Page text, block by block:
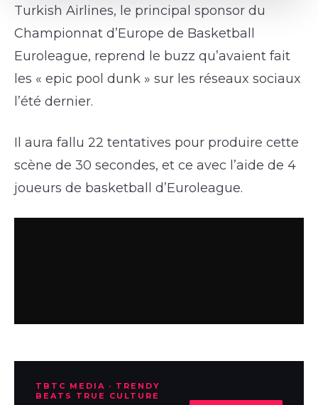
Turkish Airlines, le principal sponsor du
Championnat d’Europe de Basketball
Euroleague, reprend le buzz qu’avaient fait
les « epic pool dunk » sur les réseaux sociaux
l’été dernier.
Il aura fallu 22 tentatives pour produire cette
scène de 30 secondes, et ce avec l’aide de 4
joueurs de basketball d’Euroleague.
TBTC MEDIA · TRENDY
BEATS TRUE CULTURE